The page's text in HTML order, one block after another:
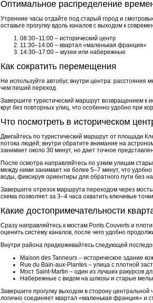
Оптимальное распределение
Утренние часы отдайте под старый город и
оставьте прогулку вдоль каналов с выходом к
08:30–11:00 – исторический центр
11:30–14:00 – квартал «маленькая франция»
14:30–17:00 – музеи или набережные
Как сократить перемещения
Не используйте автобус внутри центра:
чем пеший переход.
Завершите туристический маршрут возвращением к
круг без повторных улиц, что особенно удобно при
Что посмотреть в историческом
Двигайтесь по туристический маршрут от площади
потока людей; внутри обратите внимание на
занимает около 30 минут, но дает точное
После осмотра направляйтесь по узким улицам
между ними занимает не более 5–7 минут, что
воды, фиксируя ориентиры для обратного пути без
Завершите отрезок маршрута переходом через мосты
схема позволяет за 3–4 часа охватить ключевые
Какие достопримечательности
Сразу направляйтесь к мостам Ponts Couverts и
оценить систему каналов, после чего удобно
Внутри района придерживайтесь следующей
Maison des Tanneurs – историческое здание
Rue du Bain-aux-Plantes – улица с плотной
Мост Saint-Martin – один из лучших ракурсов
Набережные с видом на шлюзы и старые
Завершите прогулку выходом в сторону
логично соединяет квартал «маленькая франция» и